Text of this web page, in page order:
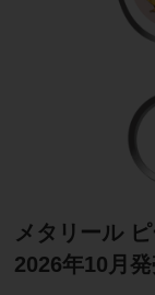
メタリール
2026年10月